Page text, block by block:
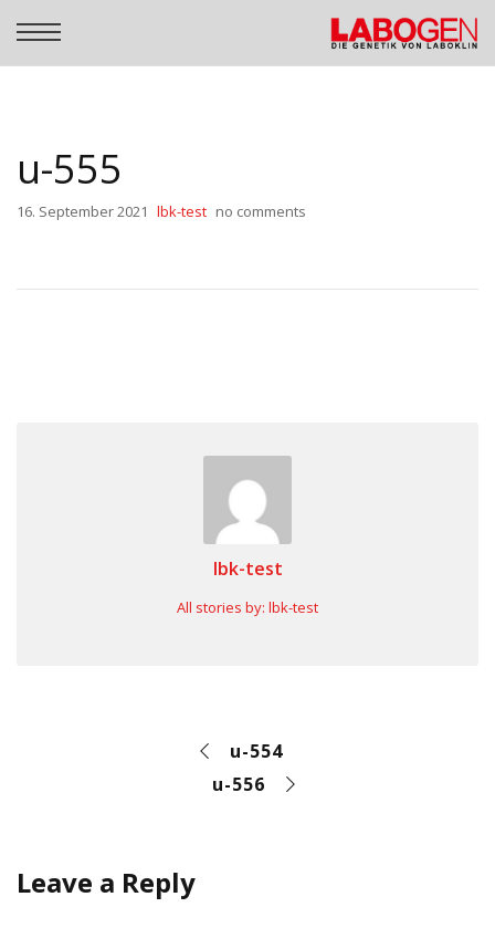
u-555
16. September 2021 lbk-test no comments
lbk-test
All stories by: lbk-test
u-554
u-556
Leave a Reply